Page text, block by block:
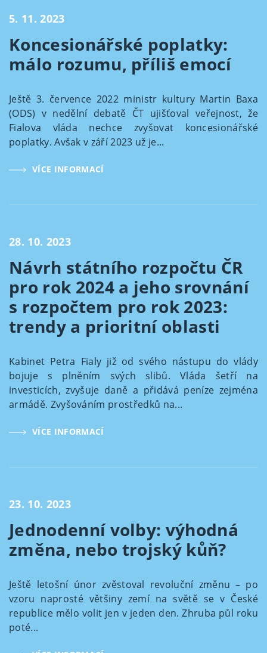
5. 11. 2023
Koncesionářské poplatky:
málo rozumu, příliš emocí
Ještě 3. července 2022 ministr kultury Martin Baxa
(ODS) v nedělní debatě ČT ujišťoval veřejnost, že
Fialova vláda nechce zvyšovat koncesionářské
poplatky. Avšak v září 2023 už je...
VÍCE INFORMACÍ
28. 10. 2023
Návrh státního rozpočtu ČR
pro rok 2024 a jeho srovnání
s rozpočtem pro rok 2023:
trendy a prioritní oblasti
Kabinet Petra Fialy již od svého nástupu do vlády
bojuje s plněním svých slibů. Vláda šetří na
investicích, zvyšuje daně a přidává peníze zejména
armádě. Zvyšováním prostředků na...
VÍCE INFORMACÍ
23. 10. 2023
Jednodenní volby: výhodná
změna, nebo trojský kůň?
Ještě letošní únor zvěstoval revoluční změnu – po
vzoru naprosté většiny zemí na světě se v České
republice mělo volit jen v jeden den. Zhruba půl roku
poté...